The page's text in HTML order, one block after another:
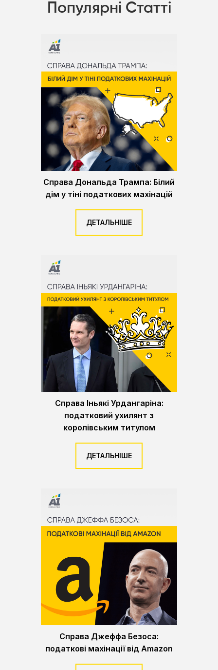
Популярні Статті
Справа Дональда Трампа: Білий
дім у тіні податкових махінацій
ДЕТАЛЬНІШЕ
Справа Іньякі Урдангаріна:
податковий ухилянт з
королівським титулом
ДЕТАЛЬНІШЕ
Справа Джеффа Безоса:
податкові махінації від Amazon